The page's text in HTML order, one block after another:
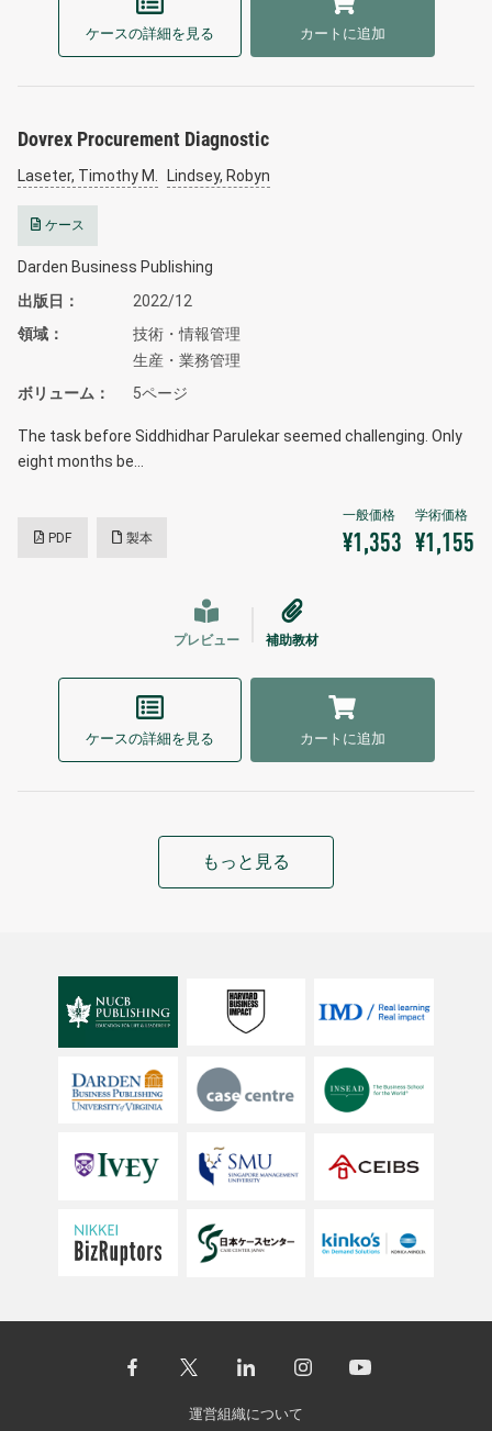
ケースの詳細を見る カートに追加
Dovrex Procurement Diagnostic
Laseter, Timothy M. Lindsey, Robyn
ケース
Darden Business Publishing
出版日
2022/12
領域
技術・情報管理
生産・業務管理
ボリューム
5ページ
The task before Siddhidhar Parulekar seemed challenging. Only
eight months be…
PDF 製本 ¥1,353 ¥1,155
プレビュー 補助教材
ケースの詳細を見る カートに追加
もっと見る
運営組織について